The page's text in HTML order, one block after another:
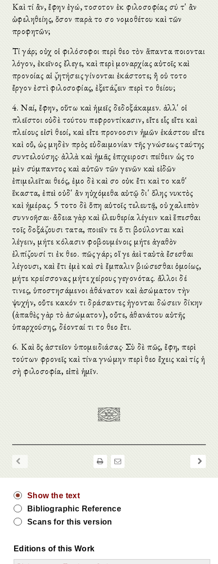
Καὶ τί ἂν, ἔφην ἐγώ, τοσοῦτον ἐκ φιλοσοφίας σύ τ' ἂν
ὠφεληθείης, ὅσον παρὰ τοῦ σοῦ νομοθέτου καὶ τῶν
προφητῶν;
Τί γάρ; οὐχ οἱ φιλόσοφοι περὶ θεοῦ τὸν ἅπαντα ποιοῦνται
λόγον, ἐκεῖνος ἔλεγε, καὶ περὶ μοναρχίας αὐτοῖς καὶ
προνοίας αἱ ζητήσεις γίνονται ἑκάστοτε; ἢ οὐ τοῦτο
ἔργον ἐστὶ φιλοσοφίας, ἐξετάζειν περὶ τοῦ θείου;
4. Ναί, ἔφην, οὕτω καὶ ἡμεῖς δεδοξάκαμεν. ἀλλ' οἱ
πλεῖστοι οὐδὲ τούτου πεφροντίκασιν, εἴτε εἷς εἴτε καὶ
πλείους εἰσὶ θεοί, καὶ εἴτε προνοοῦσιν ἡμῶν ἑκάστου εἴτε
καὶ οὔ, ὡς μηδὲν πρὸς εὐδαιμονίαν τῆς γνώσεως ταύτης
συντελούσης· ἀλλὰ καὶ ἡμᾶς ἐπιχειροῦσι πείθειν ὡς τοῦ
μὲν σύμπαντος καὶ αὐτῶν τῶν γενῶν καὶ εἰδῶν
ἐπιμελεῖται θεός, ἐμοῦ δὲ καὶ σοῦ οὐκ ἔτι καὶ τοῦ καθ'
ἕκαστα, ἐπεὶ οὐδ' ἂν ηὐχόμεθα αὐτῷ δι' ὅλης νυκτὸς
καὶ ἡμέρας. 5 τοῦτο δὲ ὅπη αὐτοῖς τελευτᾷ, οὐ χαλεπὸν
συννοῆσαι· ἄδεια γὰρ καὶ ἐλευθερία λέγειν καὶ ἕπεσθαι
τοῖς δοξάζουσι ταῦτα, ποιεῖν τε ὅ τι βούλονται καὶ
λέγειν, μήτε κόλασιν φοβουμένοις μήτε ἀγαθὸν
ἐλπίζουσί τι ἐκ θεοῦ. πῶς γάρ; οἵ γε ἀεὶ ταὐτὰ ἔσεσθαι
λέγουσι, καὶ ἔτι ἐμὲ καὶ σὲ ἔμπαλιν βιώσεσθαι ὁμοίως,
μήτε κρείσσονας μήτε χείρους γεγονότας. ἄλλοι δέ
τινες, ὑποστησάμενοι ἀθάνατον καὶ ἀσώματον τὴν
ψυχήν, οὔτε κακόν τι δράσαντες ἡγοῦνται δώσειν δίκην
(ἀπαθὲς γὰρ τὸ ἀσώματον), οὔτε, ἀθανάτου αὐτῆς
ὑπαρχούσης, δέονταί τι τοῦ θεοῦ ἔτι.
6. Καὶ ὃς ἀστεῖον ὑπομειδιάσας· Σὺ δὲ πῶς, ἔφη, περὶ
τούτων φρονεῖς καὶ τίνα γνώμην περὶ θεοῦ ἔχεις καὶ τίς ἡ
σὴ φιλοσοφία, εἰπὲ ἡμῖν.
Show the text
Bibliographic Reference
Scans for this version
Editions of this Work